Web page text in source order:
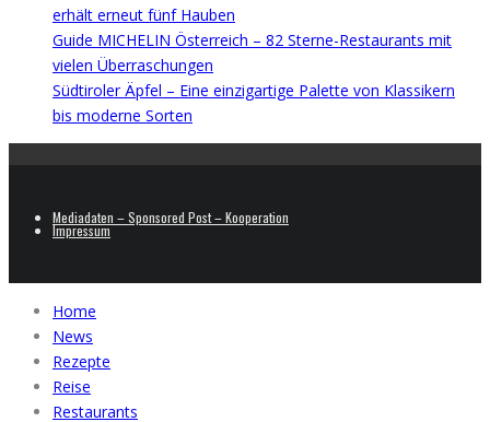
erhält erneut fünf Hauben
Guide MICHELIN Österreich – 82 Sterne-Restaurants mit
vielen Überraschungen
Südtiroler Äpfel – Eine einzigartige Palette von Klassikern
bis moderne Sorten
Mediadaten – Sponsored Post – Kooperation
Impressum
Home
News
Rezepte
Reise
Restaurants